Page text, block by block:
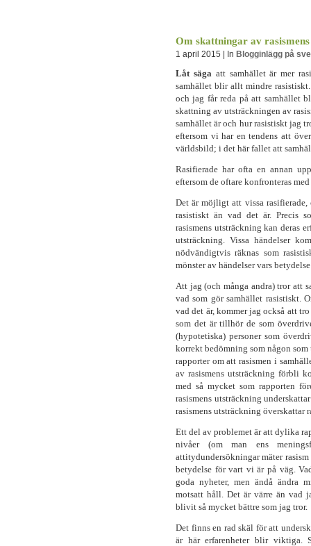
Om skattningar av
1 april 2015 | In Blogginlägg på
Låt sägaatt samhället är mer
samhället blir allt mindre
och jag får reda på att samhället
skattning av utsträckningen av
samhället är och hur rasistiskt jag
eftersom vi har en tendens att
världsbild; i det här fallet att
Rasifierade har ofta en annan
eftersom de oftare konfronteras med
Det är möjligt att vissa rasifierade,
rasistiskt än vad det är. Precis
rasismens utsträckning kan deras
utsträckning. Vissa händelser
nödvändigtvis räknas som
mönster av händelser vars
Att jag (och många andra) tror att
vad som gör samhället rasistiskt.
vad det är, kommer jag också att
som det är tillhör de som
(hypotetiska) personer som
korrekt bedömning som någon
rapporter om att rasismen i
av rasismens utsträckning förbli
med så mycket som rapporten
rasismens utsträckning
rasismens utsträckning överskattar
Ett del av problemet är att dylika
nivåer (om man ens
attitydundersökningar mäter
betydelse för vart vi är på väg.
goda nyheter, men ändå ändra
motsatt håll. Det är värre än vad
blivit så mycket bättre som jag tror.
Det finns en rad skäl för att
är här erfarenheter blir viktiga.